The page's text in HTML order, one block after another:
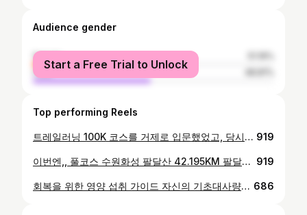
Audience gender
female
male
Start a Free Trial to Unlock
Top performing Reels
트레일러닝 100K 코스를 거제로 입문했었고, 당시(2018) 국내에서 처음 열린 100K 코스였던 걸로 기억합니다. 뒤에서 두 번째로 들어오며 컷오프 시간을 꽉 채워 정말 힘들게 완주했던 기억이 아직도 생생합니다. 그래서 이번 참가는 저에게 여러 의미가 있었고 잘 달리고 싶었습니다. 주어진 상황에 열심히 준비했고 목표도 세우고 달렸지만, 마음처럼 되지 않는 것이 트레일러닝의 매력이라는 것도 오늘 다시 느꼈습니다. 처음으로 DNF를 진지하게 고민하며 드랍백까지 갔고 자연스럽지 못했던 마음이 몸을 더 힘들게 만들었던 것 같습니다. 풍경은 좋았지만 날씨는 역대급으로 힘들었고 해안가 특성상 습하고 뜨거웠습니다. 그래도 몸이 기억하고 있었습니다. 오후 3시가 넘어가면 숲은 그늘지고 선선해진다는 것을 조금만 버티자. 괜찮아질 거야. 나만 힘든 게 아니야, 모두가 힘들다. 그렇게 때를 기다렸고 조금씩 나아지면서 마음도 다시 긍정적으로 바뀌기 시작했습니다. 목표했던 시간과는 많이 멀어졌지만 포기하지 않고 끝까지 달린 것만으로도 뿌듯했고, 많은 걸 느끼고 배울 수 있었던 레이스였습니다. 그때나 지금이나 거제의 풍경은 멋지고 아름답습니다. 경험자에게도 쉽지 않았던 어려운 날씨였습니다. 참여하신 선수, 스텝분들 정말 고생 많으셨습니다. 오늘은 정말 전화해서 @sonsollip 나 DNF 해도 돼? 라고 말하고 싶었지만 그럴 수 없었습니다. 멈춰지지 않았습니다. 응원해주신 피플, 언제나 감사합니다. 꾸준히 경험를 쌓아가며 달려가겠습니다. 🙇🏻‍♂️ #거제100K #트레일러닝 #거제지맥 #울트라트레일러닝 #러닝 919
이번엔,, 풀코스 수원화성 팔달산 42.195KM 팔달산 둘레길을 따라 약 14.5~15바퀴 예상됩니다. 집결 시간 및 장소는 지난주와 동일합니다. 약수터 옆 공터에서 모여 가볍게 준비 운동 후 06:00부터 시작합니다. 각자의 페이스와 거리 목표에 맞춰 달려요. 자유롭게 개인 / 그룹 선택 가능 일출과 함께 수원의 풍경을 감상할 수 있는 최고의 코스! 입춘이 지난 첫 주말, 봄의 시작을 함께 달리며 맞이하면 어떨까요. 참여를 원하시는 분은 댓글 또는 DM 주세요. #수원러닝 #팔달산 #트레일러닝 #피트니스플레이 #러닝 919
회복을 위한 영양 섭취 가이드 자신의 기초대사량을 기준으로 대회 중 소모한 활동 칼로리를 더해 24~48시간에 걸쳐 나누어 섭취해 보세요. 대회를 잘 마쳤는데도 회복이 늦어지는 경우를 보면 먹는 양이나 수면이 부족한 경우가 많습니다. 기초대사량과 활동량을 기준으로 내 몸이 쓴 만큼 다시 채워주는 것, 다음 운동의 컨디션을 만듭니다. #제주국제트레일러닝대회 #트레일러닝 #영양섭취 #러닝회복 #스테이지레이스 686